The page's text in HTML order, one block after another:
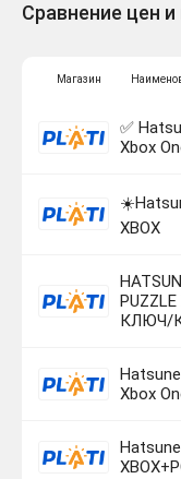
Сравнение цен и
Магазин
✅
Xbox
XBOX
КЛЮЧ/
Xbox